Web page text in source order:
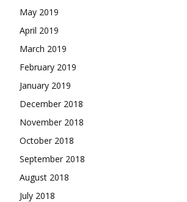
May 2019
April 2019
March 2019
February 2019
January 2019
December 2018
November 2018
October 2018
September 2018
August 2018
July 2018